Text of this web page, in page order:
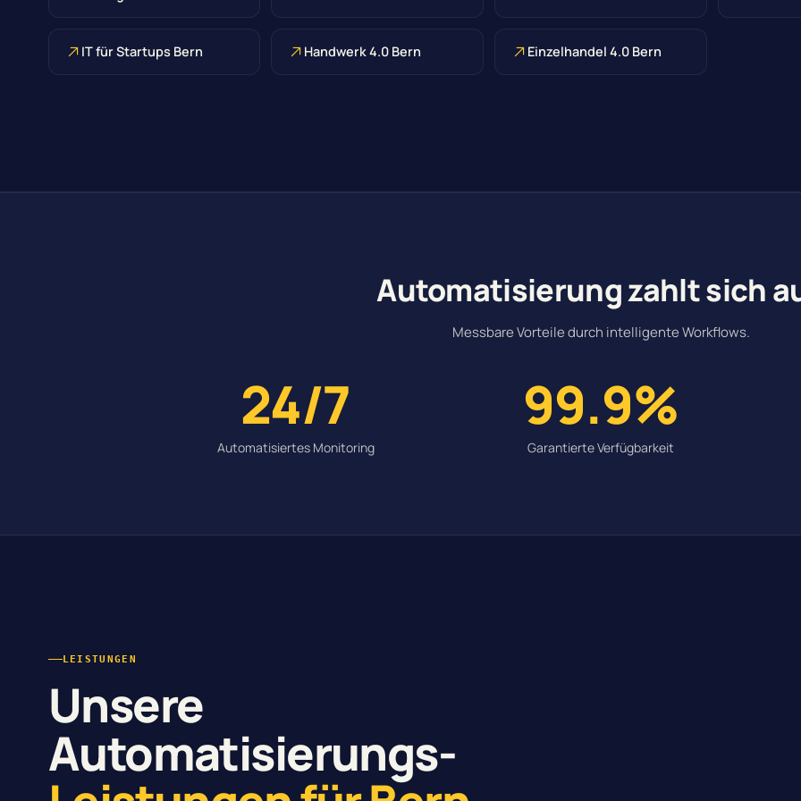
IT für Startups Bern Handwerk 4.0 Bern Einzelhandel 4.0 Bern
Automatisierung zahlt sich
Messbare Vorteile durch intelligente Workflows.
24/7
Automatisiertes Monitoring
99.9%
Garantierte Verfügbarkeit
LEISTUNGEN
Unsere
Automatisierungs-